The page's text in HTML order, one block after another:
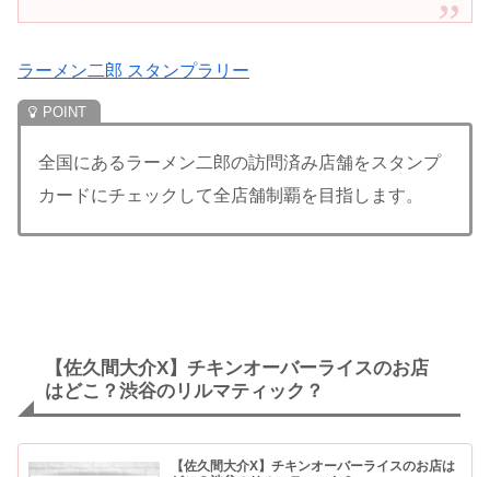
ラーメン二郎 スタンプラリー
全国にあるラーメン二郎の訪問済み店舗をスタンプ
カードにチェックして全店舗制覇を目指します。
【佐久間大介X】チキンオーバーライスのお店
はどこ？渋谷のリルマティック？
【佐久間大介X】チキンオーバーライスのお店は